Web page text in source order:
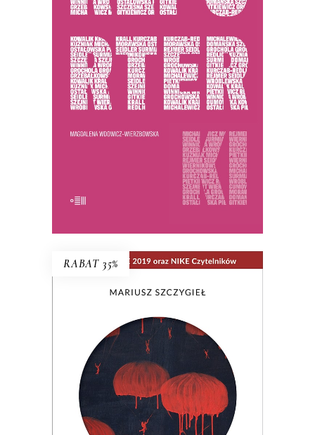
PREMIERA 25 listopada 2025
69.00zł 44.85 zł
KSIĄŻKA DO KOSZYKA
RABAT 35%
NIE MA
Wielogłosowa rozprawa reporterska o
kondycji człowieka i największym
problemie cywilizacji: utracie, braku,
nieobecności. Nad książką unosi się rada
Hanny Krall: „Wszystko musi mieć swoją
formę, swój rytm, panie Mariuszu.